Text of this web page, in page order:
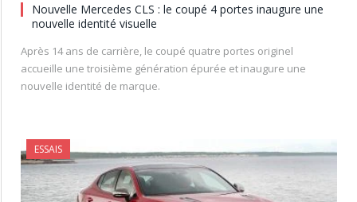
Nouvelle Mercedes CLS : le coupé 4 portes inaugure une
nouvelle identité visuelle
Après 14 ans de carrière, le coupé quatre portes originel
accueille une troisième génération épurée et inaugure une
nouvelle identité de marque.
ESSAIS